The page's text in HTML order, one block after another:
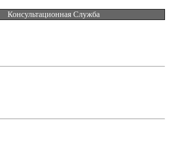
Консультационная Служба